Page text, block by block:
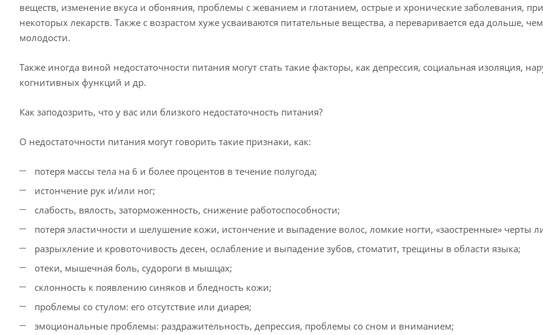
веществ, изменение вкуса и обоняния, проблемы с жеванием и глотанием, острые и хронические заболевания,
некоторых лекарств. Также с возрастом хуже усваиваются питательные вещества, а переваривается еда дольше,
молодости.
Также иногда виной недостаточности питания могут стать такие факторы, как депрессия, социальная изоляция,
когнитивных функций и др.
Как заподозрить, что у вас или близкого недостаточность питания?
О недостаточности питания могут говорить такие признаки, как:
потеря массы тела на 6 и более процентов в течение полугода;
истончение рук и/или ног;
слабость, вялость, заторможенность, снижение работоспособности;
потеря эластичности и шелушение кожи, истончение и выпадение волос, ломкие ногти, «заостренные» черты
разрыхление и кровоточивость десен, ослабление и выпадение зубов, стоматит, трещины в области языка;
отеки, мышечная боль, судороги в мышцах;
склонность к появлению синяков и бледность кожи;
проблемы со стулом: его отсутствие или диарея;
эмоциональные проблемы: раздражительность, депрессия, проблемы со сном и вниманием;